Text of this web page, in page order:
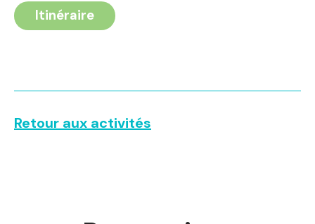
Itinéraire
Retour aux activités